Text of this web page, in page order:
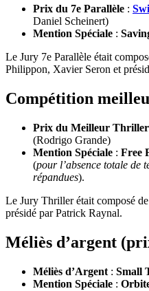
Prix du 7e Parallèle :
Daniel Scheinert)
Mention Spéciale :
Le Jury 7e Parallèle était
Philippon, Xavier Seron et
Compétition
Prix du Meilleur Thriller
(Rodrigo Grande)
Mention Spéciale : Free
(pour l’absence totale de
répandues).
Le Jury Thriller était composé
présidé par Patrick Raynal.
Méliès d’argent
Méliès d’Argent : Small
Mention Spéciale :